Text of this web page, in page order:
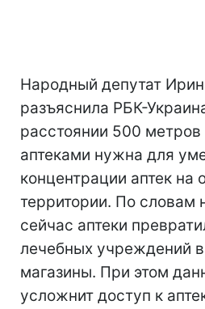
Народный депутат
разъяснила РБК-
расстоянии 500
аптеками нужна для
концентрации аптек на
территории. По словам
сейчас аптеки
лечебных учреждений
магазины. При этом
усложнит доступ к